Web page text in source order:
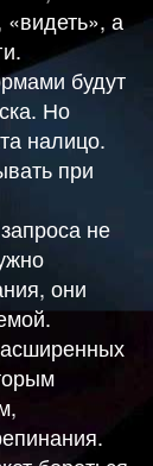
а
будут
Но
налицо.
при
не
они